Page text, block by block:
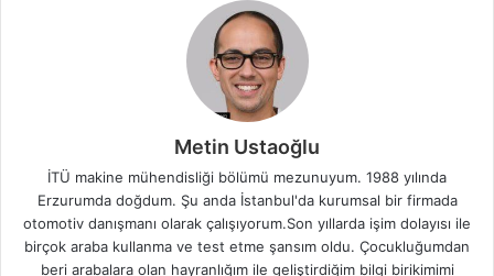
Metin Ustaoğlu
İTÜ makine mühendisliği bölümü mezunuyum. 1988 yılında
Erzurumda doğdum. Şu anda İstanbul'da kurumsal bir firmada
otomotiv danışmanı olarak çalışıyorum.Son yıllarda işim dolayısı ile
birçok araba kullanma ve test etme şansım oldu. Çocukluğumdan
beri arabalara olan hayranlığım ile geliştirdiğim bilgi birikimimi